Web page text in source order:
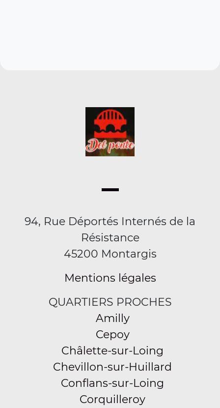
94, Rue Déportés Internés de la
Résistance
45200 Montargis
Mentions légales
QUARTIERS PROCHES
Amilly
Cepoy
Châlette-sur-Loing
Chevillon-sur-Huillard
Conflans-sur-Loing
Corquilleroy